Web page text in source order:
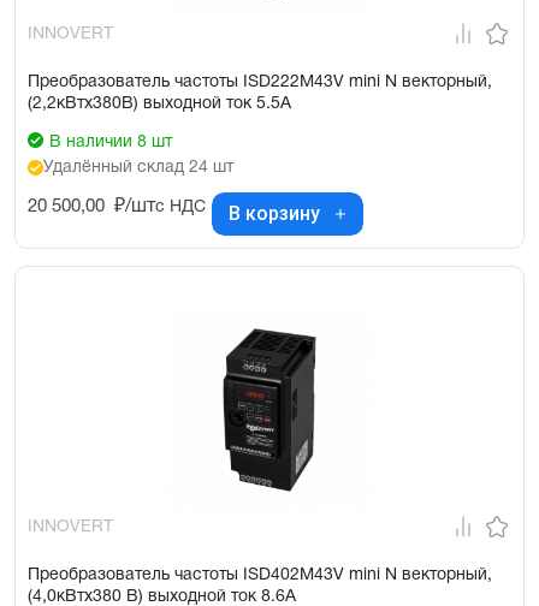
INNOVERT
Преобразователь частоты ISD222M43V mini N векторный,
(2,2кВтx380В) выходной ток 5.5А
В наличии 8 шт
Удалённый склад 24 шт
20 500,00 ₽/штс НДС В корзину
INNOVERT
Преобразователь частоты ISD402M43V mini N векторный,
(4,0кВтx380 В) выходной ток 8.6А